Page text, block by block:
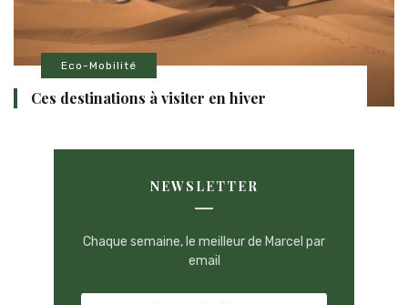
Eco-Mobilité
Ces destinations à visiter en hiver
NEWSLETTER
Chaque semaine, le meilleur de Marcel par
email